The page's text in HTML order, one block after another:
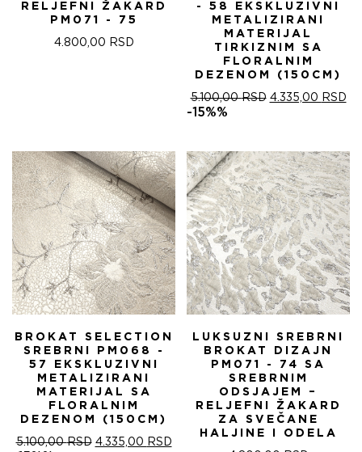
RELJEFNI ŽAKARD
PM071 - 75
4.800,00 RSD
- 58 EKSKLUZIVNI
METALIZIRANI
MATERIJAL
TIRKIZNIM SA
FLORALNIM
DEZENOM (150CM)
5.100,00RSD ОРИГИНАЛНА
5.100,00 RSD.
4.335,00 RSD
-15%%
BROKAT SELECTION
SREBRNI PM068 -
57 EKSKLUZIVNI
METALIZIRANI
MATERIJAL SA
FLORALNIM
DEZENOM (150CM)
5.100,00RSD ОРИГИНАЛНА
4.335,00 RSDТРЕНУТНА
LUKSUZNI SREBRNI
BROKAT DIZAJN
PM071 - 74 SA
SREBRNIM
ODSJAJEM –
RELJEFNI ŽAKARD
ZA SVEČANE
HALJINE I ODELA